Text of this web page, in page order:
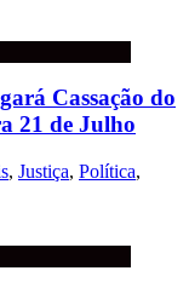
Cassação do
21 de Julho
, Justiça, Política,